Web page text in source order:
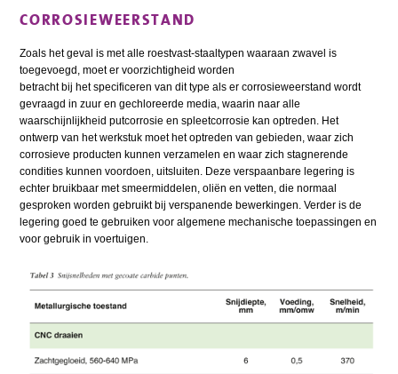
CORROSIEWEERSTAND
Zoals het geval is met alle roestvast-staaltypen waaraan zwavel is
toegevoegd, moet er voorzichtigheid worden
betracht bij het specificeren van dit type als er corrosieweerstand wordt
gevraagd in zuur en gechloreerde media, waarin naar alle
waarschijnlijkheid putcorrosie en spleetcorrosie kan optreden. Het
ontwerp van het werkstuk moet het optreden van gebieden, waar zich
corrosieve producten kunnen verzamelen en waar zich stagnerende
condities kunnen voordoen, uitsluiten. Deze verspaanbare legering is
echter bruikbaar met smeermiddelen, oliën en vetten, die normaal
gesproken worden gebruikt bij verspanende bewerkingen. Verder is de
legering goed te gebruiken voor algemene mechanische toepassingen en
voor gebruik in voertuigen.